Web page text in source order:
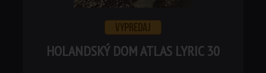
HOLANDSKÝ DOM ATLAS LYRIC 30